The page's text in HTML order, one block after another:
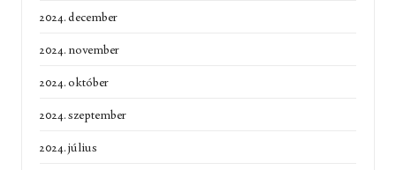
2024. december
2024. november
2024. október
2024. szeptember
2024. július